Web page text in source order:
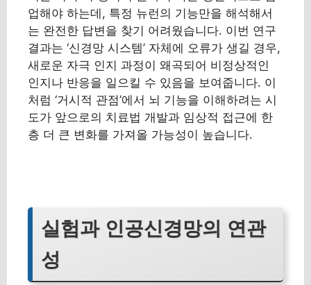
업해야 하는데, 특정 뉴런의 기능만을 해석해서
는 완전한 답변을 찾기 어려웠습니다. 이번 연구
결과는 ‘신경망 시스템’ 자체에 오류가 생길 경우,
새로운 자극 인지 과정이 왜곡되어 비정상적인
인지나 반응을 일으킬 수 있음을 보여줍니다. 이
처럼 ‘거시적 관점’에서 뇌 기능을 이해하려는 시
도가 앞으로의 치료법 개발과 임상적 접근에 한
층 더 큰 변화를 가져올 가능성이 높습니다.
실험과 인공신경망의 연관
성